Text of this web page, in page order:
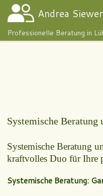
Zum Inhalt springen
Andrea
Professionelle Beratung in
Systemische
Systemische Beratung
kraftvolles Duo für Ihre
Systemische Beratung: